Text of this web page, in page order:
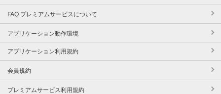
FAQ プレミアムサービスについて
アプリケーション動作環境
アプリケーション利用規約
会員規約
プレミアムサービス利用規約